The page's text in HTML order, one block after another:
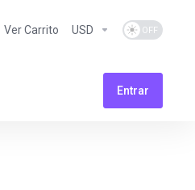
Ver Carrito USD
Entrar